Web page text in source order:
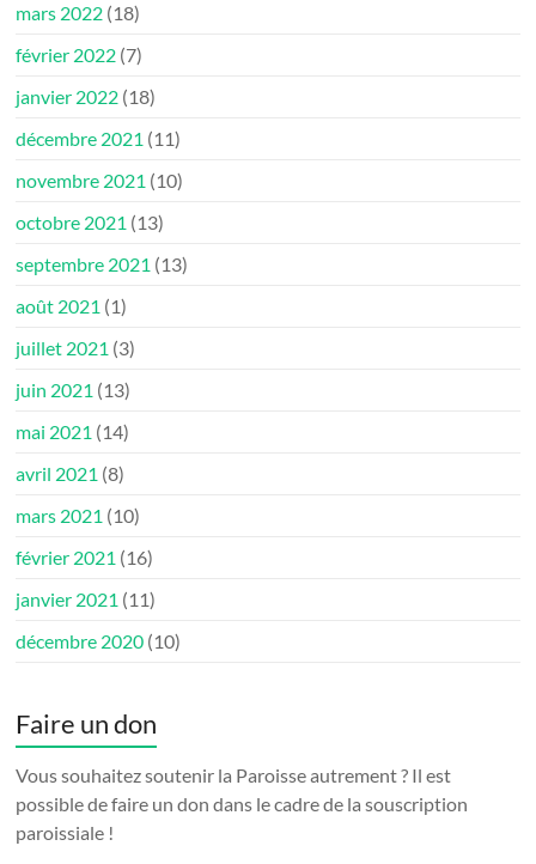
mars 2022 (18)
février 2022 (7)
janvier 2022 (18)
décembre 2021 (11)
novembre 2021 (10)
octobre 2021 (13)
septembre 2021 (13)
août 2021 (1)
juillet 2021 (3)
juin 2021 (13)
mai 2021 (14)
avril 2021 (8)
mars 2021 (10)
février 2021 (16)
janvier 2021 (11)
décembre 2020 (10)
Faire un don
Vous souhaitez soutenir la Paroisse autrement ? Il est
possible de faire un don dans le cadre de la souscription
paroissiale !